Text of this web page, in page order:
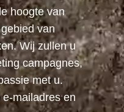
hoogte van
van
Wij zullen u
campagnes,
met u.
mailadres en